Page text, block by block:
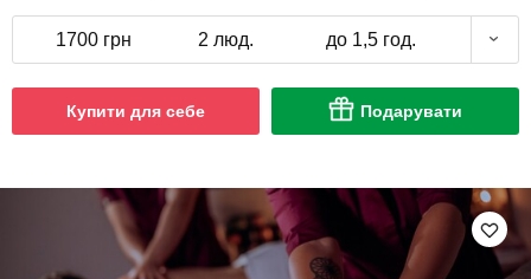
1700 грн 2 люд. до 1,5 год.
Купити для себе Подарувати